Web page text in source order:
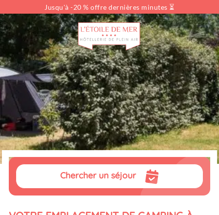
Jusqu'à -20 % offre dernières minutes ⏳
Chercher un séjour
Vous cherchez...
Type de location Locations
Dates Sélectionnez vos dates
Voyageurs pers.